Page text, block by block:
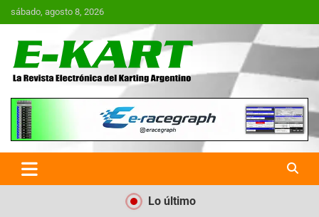
Saltar
al
sábado, agosto 8, 2026
E-Kart.com.ar | La Revista
Electrónica del Karting en
Argentina
Lo último